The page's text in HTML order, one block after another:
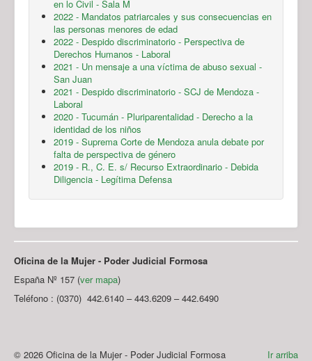
en lo Civil - Sala M
2022 - Mandatos patriarcales y sus consecuencias en
las personas menores de edad
2022 - Despido discriminatorio - Perspectiva de
Derechos Humanos - Laboral
2021 - Un mensaje a una víctima de abuso sexual -
San Juan
2021 - Despido discriminatorio - SCJ de Mendoza -
Laboral
2020 - Tucumán - Pluriparentalidad - Derecho a la
identidad de los niños
2019 - Suprema Corte de Mendoza anula debate por
falta de perspectiva de género
2019 - R., C. E. s/ Recurso Extraordinario - Debida
Diligencia - Legítima Defensa
Oficina de la Mujer - Poder Judicial Formosa
España Nº 157 (ver mapa)
Teléfono : (0370) 442.6140 – 443.6209 – 442.6490
Ir arriba
© 2026 Oficina de la Mujer - Poder Judicial Formosa